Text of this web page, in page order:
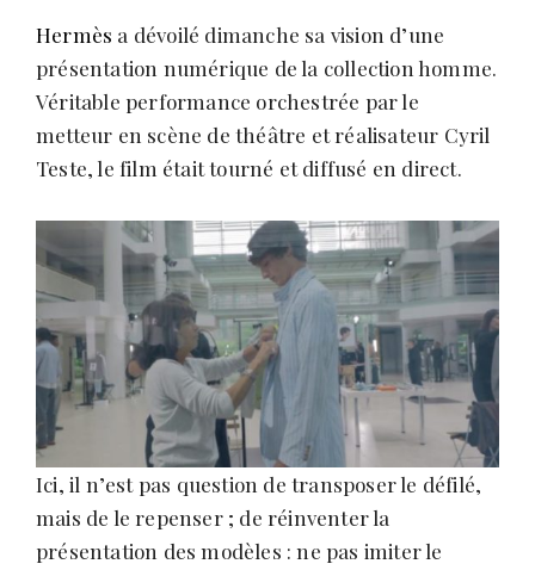
Hermès a dévoilé dimanche sa vision d’une
présentation numérique de la collection homme.
Véritable performance orchestrée par le
metteur en scène de théâtre et réalisateur Cyril
Teste, le film était tourné et diffusé en direct.
Ici, il n’est pas question de transposer le défilé,
mais de le repenser ; de réinventer la
présentation des modèles : ne pas imiter le